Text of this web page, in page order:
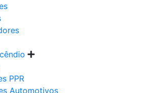
PPR
Automotivos